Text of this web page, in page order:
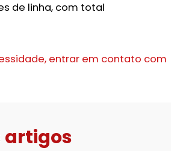
de linha, com total
entrar em contato com
artigos